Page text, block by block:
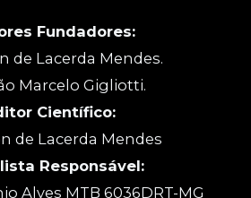
Fundadores:
de Lacerda Mendes.
Marcelo Gigliotti.
Científico:
de Lacerda Mendes
Responsável:
Alves MTB 6036DRT-MG